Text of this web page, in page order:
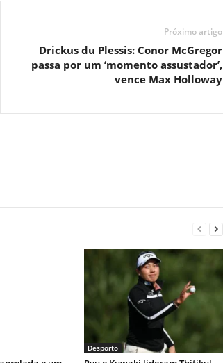
Próximo artigo
Drickus du Plessis: Conor McGregor
passa por um ‘momento assustador’,
vence Max Holloway
Desporto